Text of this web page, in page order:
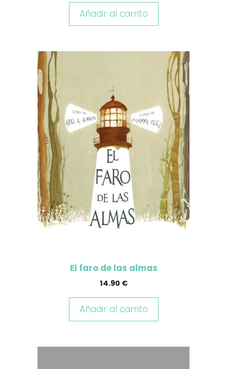
Añadir al carrito
El faro de las almas
14.90 €
Añadir al carrito